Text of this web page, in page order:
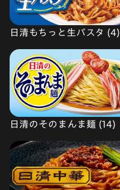
日清もちっと生パスタ (4)
日清のそのまんま麺 (14)